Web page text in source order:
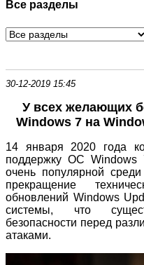
Все разделы
30-12-2019 15:45
У всех желающих
Windows 7 на
14 января 2020 года
поддержку ОС Windows
очень популярной
прекращение
обновлений Windows
системы, что
безопасности перед
атаками.